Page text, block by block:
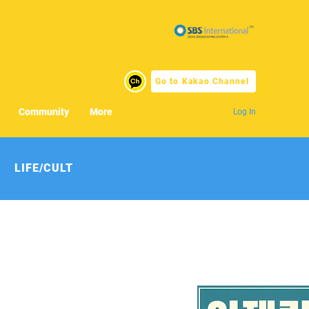
Go to Kakao Channel
Log In
Community More
LIFE/CULT